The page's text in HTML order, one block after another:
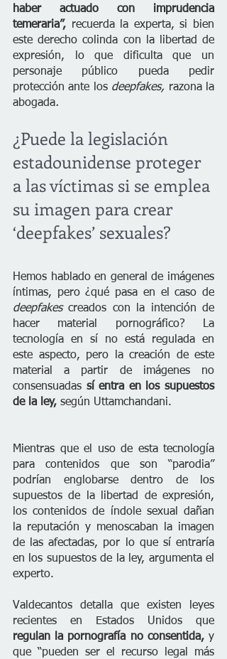
haber actuado con imprudencia
temeraria”, recuerda la experta, si bien
este derecho colinda con la libertad de
expresión, lo que dificulta que un
personaje público pueda pedir
protección ante los deepfakes, razona la
abogada.
¿Puede la legislación
estadounidense proteger
a las víctimas si se emplea
su imagen para crear
‘deepfakes’ sexuales?
Hemos hablado en general de imágenes
deepfakes creados con la intención de
hacer material pornográfico? La
tecnología en sí no está regulada en
este aspecto, pero la creación de este
material a partir de imágenes no
consensuadas sí entra en los supuestos
de la ley, según Uttamchandani.
Mientras que el uso de esta tecnología
para contenidos que son “parodia”
podrían englobarse dentro de los
supuestos de la libertad de expresión,
los contenidos de índole sexual dañan
la reputación y menoscaban la imagen
de las afectadas, por lo que sí entraría
en los supuestos de la ley, argumenta el
experto.
Valdecantos detalla que existen leyes
recientes en Estados Unidos que
regulan la pornografía no consentida, y
que “pueden ser el recurso legal más